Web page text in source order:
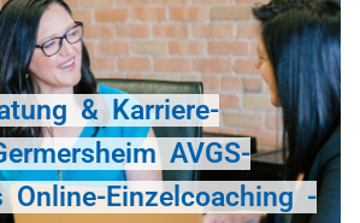
& Karriere-
AVGS-
Online-Einzelcoaching -